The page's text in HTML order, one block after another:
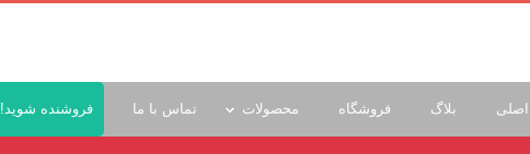
بلاگ فروشگاه محصولات تماس با ما فروشنده شوید!